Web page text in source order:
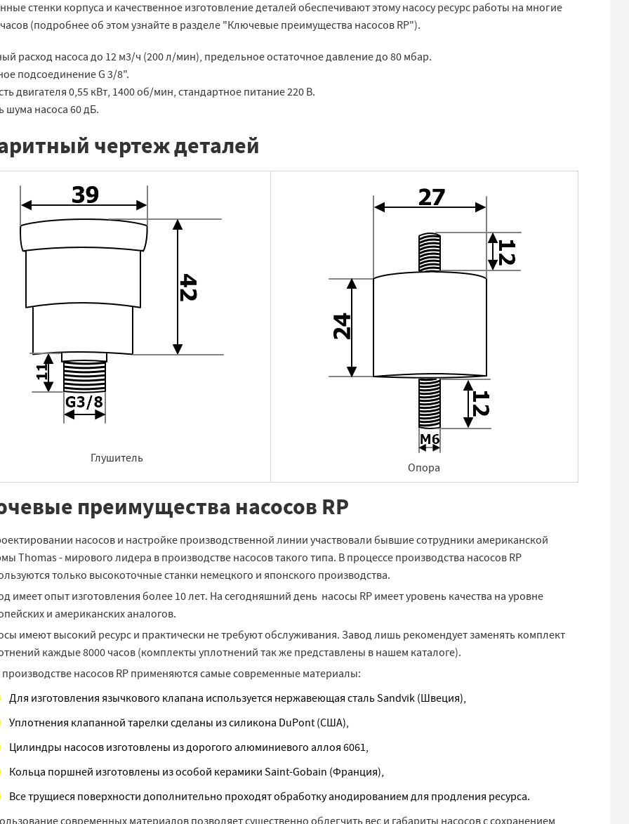
стенки корпуса и качественное изготовление деталей обеспечивают этому насосу ресурс работы на многие
(подробнее об этом узнайте в разделе "Ключевые преимущества насосов RP").
расход насоса до 12 м3/ч (200 л/мин), предельное остаточное давление до 80 мбар.
подсоединение G 3/8".
двигателя 0,55 кВт, 1400 об/мин, стандартное питание 220 В.
шума насоса 60 дБ.
чертеж деталей
Глушитель
Опора
преимущества насосов RP
насосов и настройке производственной линии участвовали бывшие сотрудники американской
Thomas - мирового лидера в производстве насосов такого типа. В процессе производства насосов RP
только высокоточные станки немецкого и японского производства.
имеет опыт изготовления более 10 лет. На сегодняшний день насосы RP имеет уровень качества на уровне
и американских аналогов.
имеют высокий ресурс и практически не требуют обслуживания. Завод лишь рекомендует заменять комплект
каждые 8000 часов (комплекты уплотнений так же представлены в нашем каталоге).
насосов RP применяются самые современные материалы:
Для изготовления язычкового клапана используется нержавеющая сталь Sandvik (Швеция),
Уплотнения клапанной тарелки сделаны из силикона DuPont (США),
Цилиндры насосов изготовлены из дорогого алюминиевого аллоя 6061,
Кольца поршней изготовлены из особой керамики Saint-Gobain (Франция),
Все трущиеся поверхности дополнительно проходят обработку анодированием для продления ресурса.